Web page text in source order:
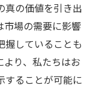
真の価値を引き出
市場の需要に影響
握していることも
り、私たちはお
することが可能に